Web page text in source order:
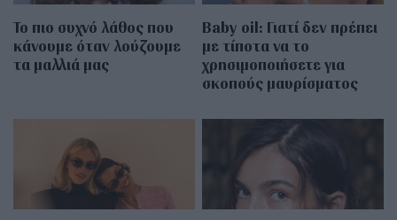
Το πιο συχνό λάθος που
κάνουμε όταν λούζουμε
τα μαλλιά μας
Baby oil: Γιατί δεν πρέπει
με τίποτα να το
χρησιμοποιήσετε για
σκοπούς μαυρίσματος